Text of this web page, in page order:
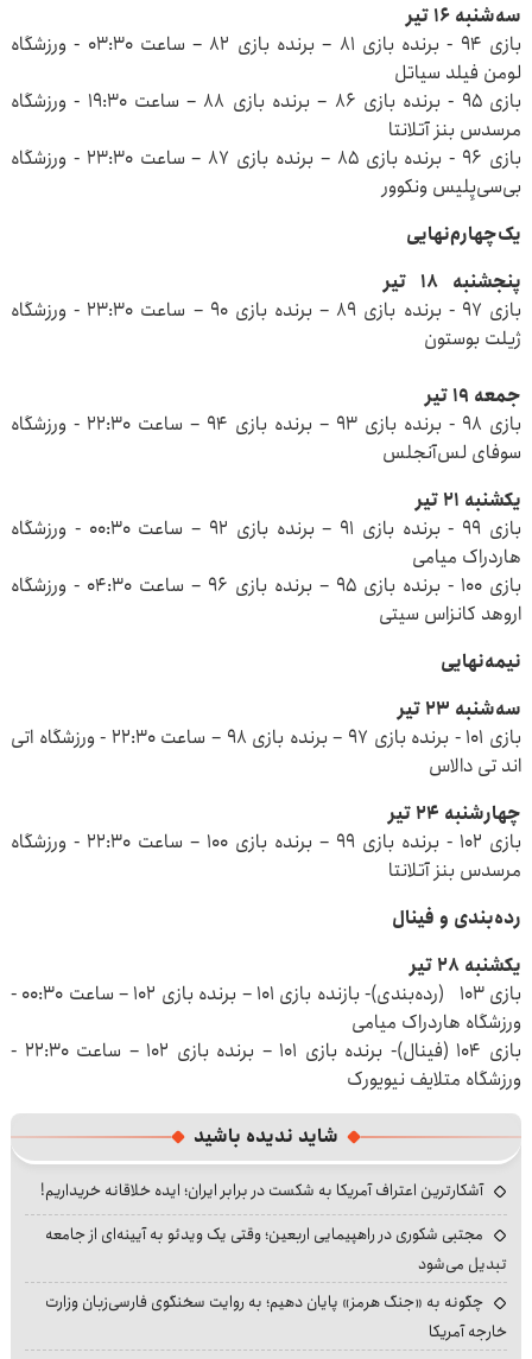
سه‌شنبه ۱۶ تیر
بازی ۹۴ - برنده بازی ۸۱ – برنده بازی ۸۲ – ساعت ۰۳:۳۰ - ورزشگاه
لومن فیلد سیاتل
بازی ۹۵ - برنده بازی ۸۶ – برنده بازی ۸۸ – ساعت ۱۹:۳۰ - ورزشگاه
مرسدس بنز آتلانتا
بازی ۹۶ - برنده بازی ۸۵ – برنده بازی ۸۷ – ساعت ۲۳:۳۰ - ورزشگاه
بی‌سی‌پِلیس ونکوور
یک‌چهارم‌نهایی
پنجشنبه ۱۸ تیر
بازی ۹۷ - برنده بازی ۸۹ – برنده بازی ۹۰ – ساعت ۲۳:۳۰ - ورزشگاه
ژیلت بوستون
جمعه ۱۹ تیر
بازی ۹۸ - برنده بازی ۹۳ – برنده بازی ۹۴ – ساعت ۲۲:۳۰ - ورزشگاه
سوفای لس‌آنجلس
یکشنبه ۲۱ تیر
بازی ۹۹ - برنده بازی ۹۱ – برنده بازی ۹۲ – ساعت ۰۰:۳۰ - ورزشگاه
هاردراک میامی
بازی ۱۰۰ - برنده بازی ۹۵ – برنده بازی ۹۶ – ساعت ۰۴:۳۰ - ورزشگاه
اروهد کانزاس سیتی
نیمه‌نهایی
سه‌شنبه ۲۳ تیر
بازی ۱۰۱ - برنده بازی ۹۷ – برنده بازی ۹۸ – ساعت ۲۲:۳۰ - ورزشگاه اتی‌
اند تی دالاس
چهارشنبه ۲۴ تیر
بازی ۱۰۲ - برنده بازی ۹۹ – برنده بازی ۱۰۰ – ساعت ۲۲:۳۰ - ورزشگاه
مرسدس بنز آتلانتا
رده‌بندی و فینال
یکشنبه ۲۸ تیر
بازی ۱۰۳ (رده‌بندی)- بازنده بازی ۱۰۱ – برنده بازی ۱۰۲ – ساعت ۰۰:۳۰ -
ورزشگاه هاردراک میامی
بازی ۱۰۴ (فینال)- برنده بازی ۱۰۱ – برنده بازی ۱۰۲ – ساعت ۲۲:۳۰ -
ورزشگاه متلایف نیویورک
شاید ندیده باشید
آشکارترین اعتراف آمریکا به شکست در برابر ایران؛ ایده خلاقانه خریداریم!
مجتبی شکوری در راهپیمایی اربعین؛ وقتی یک ویدئو به آیینه‌ای از جامعه
تبدیل می‌شود
چگونه به «جنگ هرمز» پایان دهیم؛ به روایت سخنگوی فارسی‌زبان وزارت
خارجه آمریکا